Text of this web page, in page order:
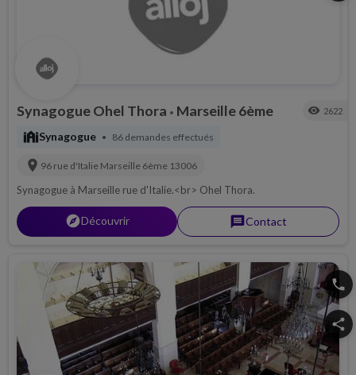
Synagogue Ohel Thora • Marseille 6ème visibility 2622
synagogueSynagogue • 86 demandes effectués
location_on 96 rue d'Italie Marseille 6ème 13006
Synagogue à Marseille rue d'Italie.<br> Ohel Thora.
explorerDécouvrir messageContact
phone
share